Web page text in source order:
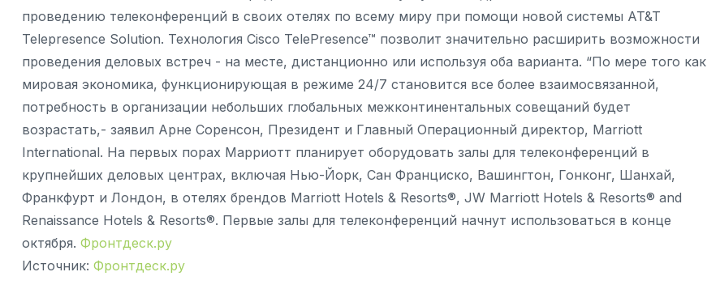
проведению телеконференций в своих отелях по всему миру при помощи новой системы AT&T
Telepresence Solution. Технология Cisco TelePresence™ позволит значительно расширить возможности
проведения деловых встреч - на месте, дистанционно или используя оба варианта. “По мере того как
мировая экономика, функционирующая в режиме 24/7 становится все более взаимосвязанной,
потребность в организации небольших глобальных межконтинентальных совещаний будет
возрастать,- заявил Арне Соренсон, Президент и Главный Операционный директор, Marriott
International. На первых порах Марриотт планирует оборудовать залы для телеконференций в
крупнейших деловых центрах, включая Нью-Йорк, Сан Франциско, Вашингтон, Гонконг, Шанхай,
Франкфурт и Лондон, в отелях брендов Marriott Hotels & Resorts®, JW Marriott Hotels & Resorts® and
Renaissance Hotels & Resorts®. Первые залы для телеконференций начнут использоваться в конце
октября. Фронтдеск.ру
Источник: Фронтдеск.ру